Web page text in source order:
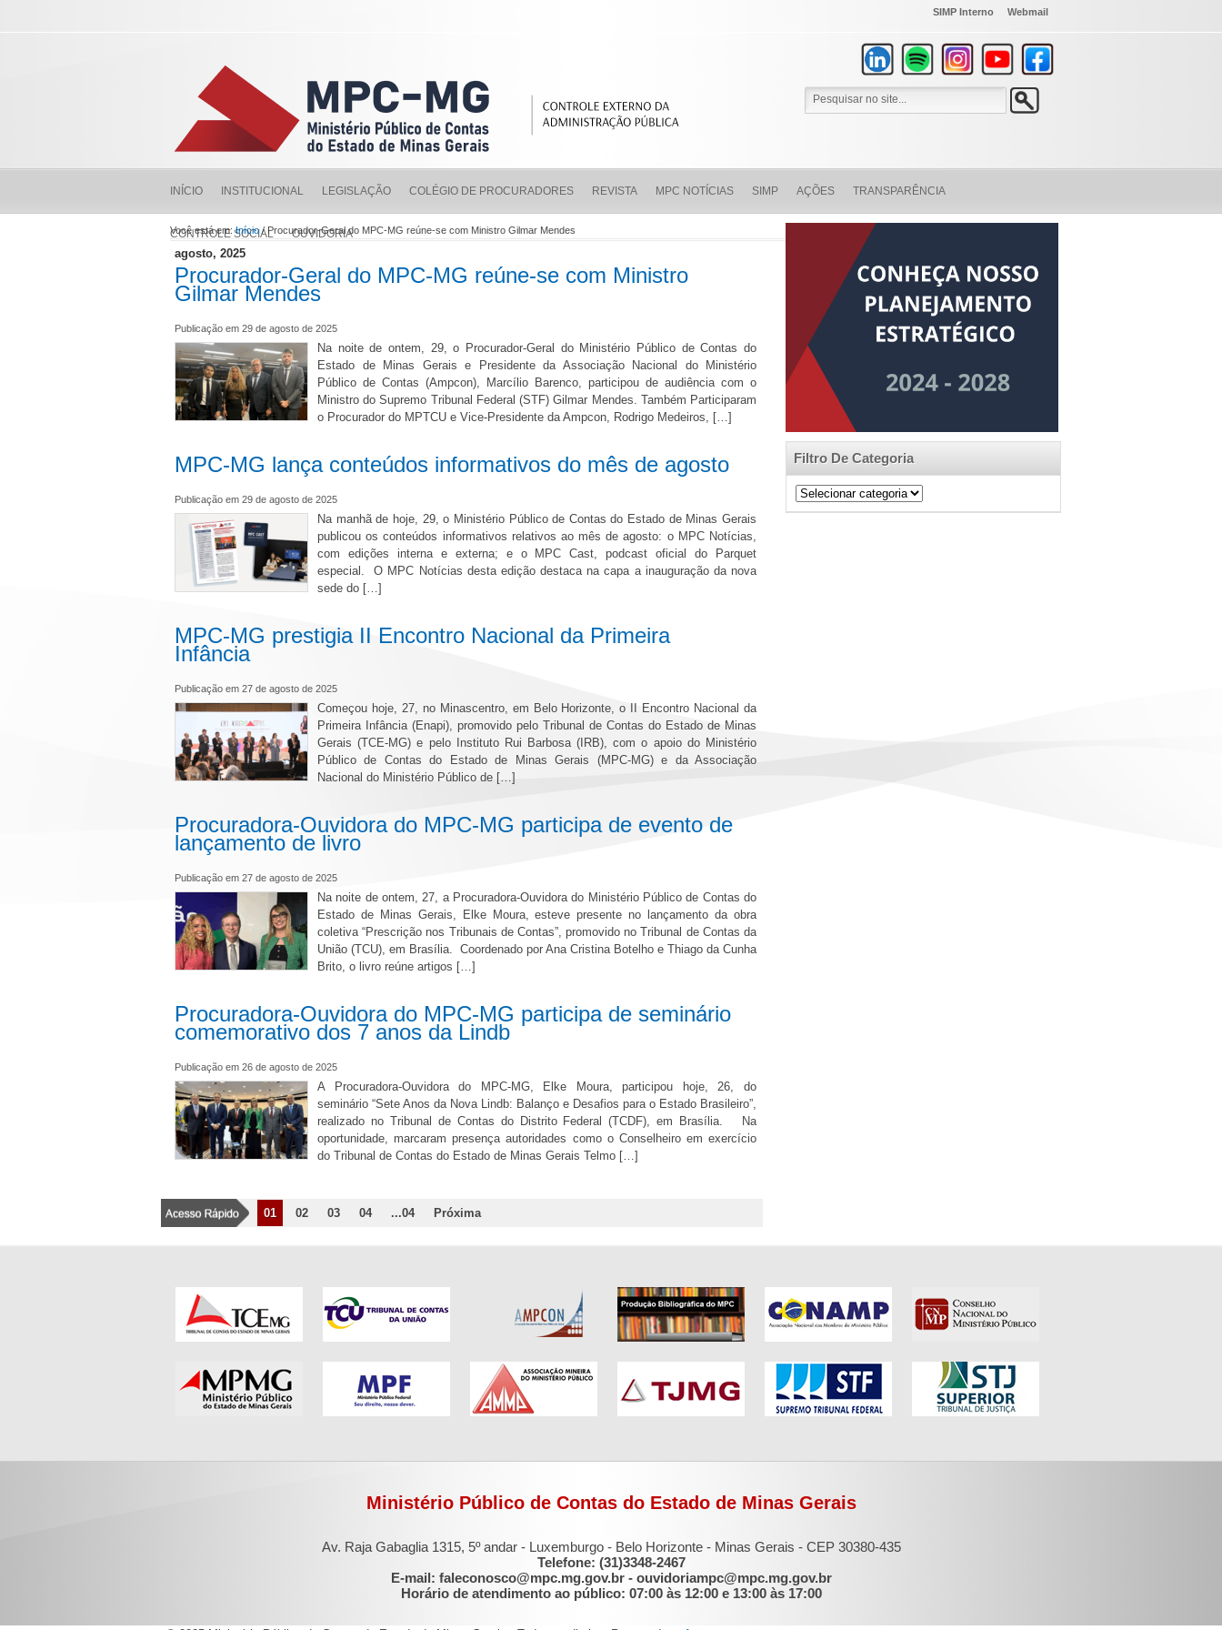
SIMP Interno Webmail
INÍCIO INSTITUCIONAL LEGISLAÇÃO COLÉGIO DE PROCURADORES REVISTA MPC NOTÍCIAS SIMP AÇÕES TRANSPARÊNCIA
CONTROLE SOCIAL OUVIDORIA
Filtro De Categoria
Filtro
Você está em:Início/ Procurador-Geral do MPC-MG reúne-se com Ministro Gilmar Mendes
agosto, 2025
Procurador-Geral do MPC-MG reúne-se com Ministro
Gilmar Mendes
Publicação em 29 de agosto de 2025
Na noite de ontem, 29, o Procurador-Geral do Ministério Público de Contas do
Estado de Minas Gerais e Presidente da Associação Nacional do Ministério
Público de Contas (Ampcon), Marcílio Barenco, participou de audiência com o
Ministro do Supremo Tribunal Federal (STF) Gilmar Mendes. Também Participaram
o Procurador do MPTCU e Vice-Presidente da Ampcon, Rodrigo Medeiros, […]
MPC-MG lança conteúdos informativos do mês de agosto
Publicação em 29 de agosto de 2025
Na manhã de hoje, 29, o Ministério Público de Contas do Estado de Minas Gerais
publicou os conteúdos informativos relativos ao mês de agosto: o MPC Notícias,
com edições interna e externa; e o MPC Cast, podcast oficial do Parquet
especial. O MPC Notícias desta edição destaca na capa a inauguração da nova
sede do […]
MPC-MG prestigia II Encontro Nacional da Primeira
Infância
Publicação em 27 de agosto de 2025
Começou hoje, 27, no Minascentro, em Belo Horizonte, o II Encontro Nacional da
Primeira Infância (Enapi), promovido pelo Tribunal de Contas do Estado de Minas
Gerais (TCE-MG) e pelo Instituto Rui Barbosa (IRB), com o apoio do Ministério
Público de Contas do Estado de Minas Gerais (MPC-MG) e da Associação
Nacional do Ministério Público de […]
Procuradora-Ouvidora do MPC-MG participa de evento de
lançamento de livro
Publicação em 27 de agosto de 2025
Na noite de ontem, 27, a Procuradora-Ouvidora do Ministério Público de Contas do
Estado de Minas Gerais, Elke Moura, esteve presente no lançamento da obra
coletiva “Prescrição nos Tribunais de Contas”, promovido no Tribunal de Contas da
União (TCU), em Brasília. Coordenado por Ana Cristina Botelho e Thiago da Cunha
Brito, o livro reúne artigos […]
Procuradora-Ouvidora do MPC-MG participa de seminário
comemorativo dos 7 anos da Lindb
Publicação em 26 de agosto de 2025
A Procuradora-Ouvidora do MPC-MG, Elke Moura, participou hoje, 26, do
seminário “Sete Anos da Nova Lindb: Balanço e Desafios para o Estado Brasileiro”,
realizado no Tribunal de Contas do Distrito Federal (TCDF), em Brasília. Na
oportunidade, marcaram presença autoridades como o Conselheiro em exercício
do Tribunal de Contas do Estado de Minas Gerais Telmo […]
01 02 03 04 ...04 Próxima
Ministério Público de Contas do Estado de Minas Gerais
Av. Raja Gabaglia 1315, 5º andar - Luxemburgo - Belo Horizonte - Minas Gerais - CEP 30380-435
Telefone: (31)3348-2467
E-mail: faleconosco@mpc.mg.gov.br - ouvidoriampc@mpc.mg.gov.br
Horário de atendimento ao público: 07:00 às 12:00 e 13:00 às 17:00